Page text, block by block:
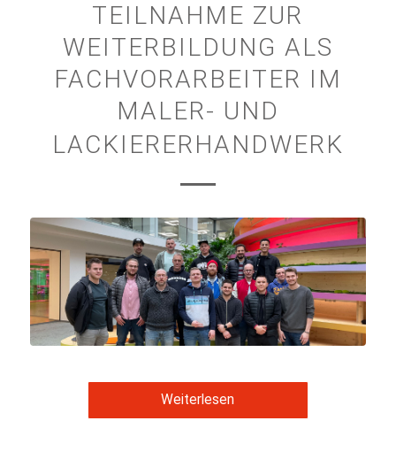
TEILNAHME ZUR
WEITERBILDUNG ALS
FACHVORARBEITER IM
MALER- UND
LACKIERERHANDWERK
Weiterlesen